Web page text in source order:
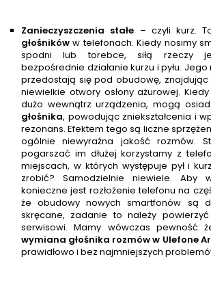
Zanieczyszczenia stałe – czyli kurz.
głośników w telefonach. Kiedy nosimy
spodni lub torebce, siłą rzeczy
bezpośrednie działanie kurzu i pyłu.
przedostają się pod obudowę,
niewielkie otwory osłony ażurowej.
dużo wewnątrz urządzenia, mogą
głośnika, powodując zniekształcenia i
rezonans. Efektem tego są liczne
ogólnie niewyraźna jakość rozmów.
pogarszać im dłużej korzystamy z
miejscach, w których występuje pył i
zrobić? Samodzielnie niewiele. Aby
konieczne jest rozłożenie telefonu na
że obudowy nowych smartfonów są
skręcane, zadanie to należy
serwisowi. Mamy wówczas pewność
wymiana głośnika rozmów w Ulefone
prawidłowo i bez najmniejszych